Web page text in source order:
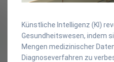
Künstliche Intelligenz (KI)
Gesundheitswesen, indem
Mengen medizinischer
Diagnoseverfahren zu